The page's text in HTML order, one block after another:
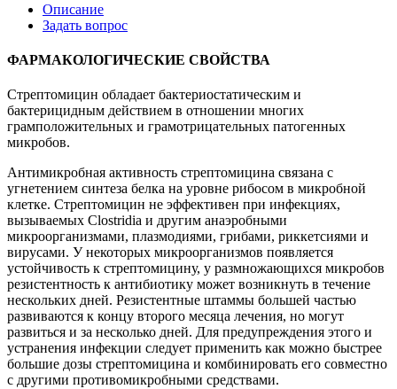
Описание
Задать вопрос
ФАРМАКОЛОГИЧЕСКИЕ СВОЙСТВА
Стрептомицин обладает бактериостатическим и
бактерицидным действием в отношении многих
грамположительных и грамотрицательных патогенных
микробов.
Антимикробная активность стрептомицина связана с
угнетением синтеза белка на уровне рибосом в микробной
клетке. Стрептомицин не эффективен при инфекциях,
вызываемых Clostridia и другим анаэробными
микроорганизмами, плазмодиями, грибами, риккетсиями и
вирусами. У некоторых микроорганизмов появляется
устойчивость к стрептомицину, у размножающихся микробов
резистентность к антибиотику может возникнуть в течение
нескольких дней. Резистентные штаммы большей частью
развиваются к концу второго месяца лечения, но могут
развиться и за несколько дней. Для предупреждения этого и
устранения инфекции следует применить как можно быстрее
большие дозы стрептомицина и комбинировать его совместно
с другими противомикробными средствами.